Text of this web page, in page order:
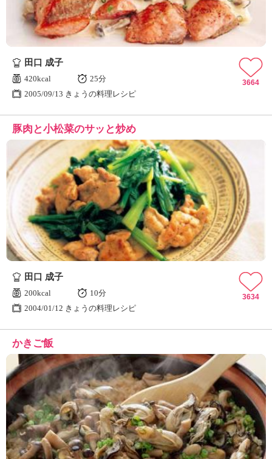
田口 成子
420kcal
25分
2005/09/13 きょうの料理レシピ
3664
豚肉と小松菜のサッと炒め
田口 成子
200kcal
10分
2004/01/12 きょうの料理レシピ
3634
かきご飯